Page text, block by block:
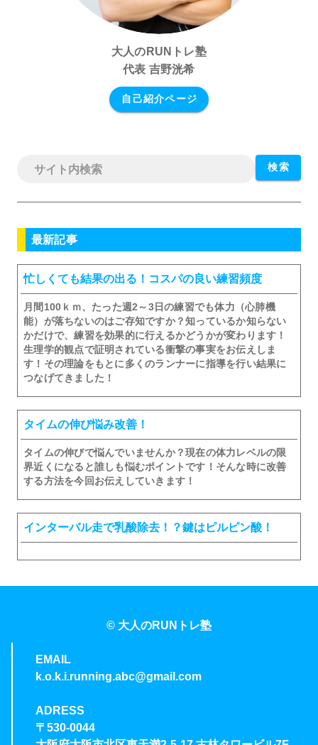
大人のRUNトレ塾
代表 吉野洸希
自己紹介ページ
検索
最新記事
忙しくても結果の出る！コスパの良い練習頻度
月間100ｋｍ、たった週2～3日の練習でも体力（心肺機
能）が落ちないのはご存知ですか？知っているか知らない
かだけで、練習を効果的に行えるかどうかが変わります！
生理学的観点で証明されている衝撃の事実をお伝えしま
す！その理論をもとに多くのランナーに指導を行い結果に
つなげてきました！
タイムの伸び悩み改善！
タイムの伸びで悩んでいませんか？現在の体力レベルの限
界近くになると誰しも悩むポイントです！そんな時に改善
する方法を今回お伝えしていきます！
インターバル走で乳酸除去！？鍵はピルピン酸！
© 大人のRUNトレ塾
EMAIL
k.o.k.i.running.abc@gmail.com
ADRESS
〒530-0044